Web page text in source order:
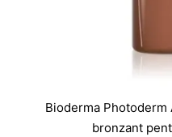
Bioderma
bronzant